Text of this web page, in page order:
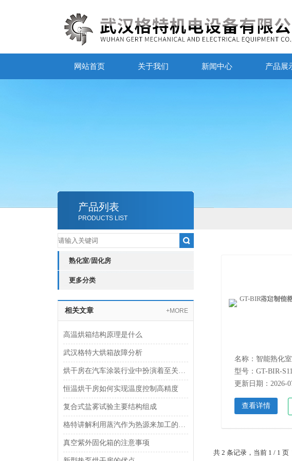
网站首页 关于我们 新闻中心 产品展
产品列表
PRODUCTS LIST
熟化室/固化房
更多分类
相关文章 +MORE
高温烘箱结构原理是什么
武汉格特大烘箱故障分析
烘干房在汽车涂装行业中扮演着至关重要的角色
恒温烘干房如何实现温度控制高精度
复合式盐雾试验主要结构组成
格特讲解利用蒸汽作为热源来加工的高温烘房
真空紫外固化箱的注意事项
型号：GT-BIR-S11
更新日期：2026-
查看详情
共 2 条记录，当前 1 / 1